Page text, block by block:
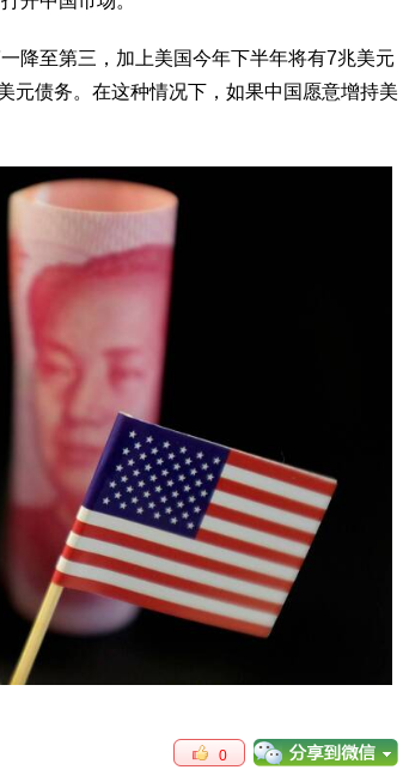
降至第三，加上美国今年下半年将有7兆美元
元债务。在这种情况下，如果中国愿意增持美
0